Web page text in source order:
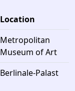
Location
Metropolitan
Museum of Art
Berlinale-Palast